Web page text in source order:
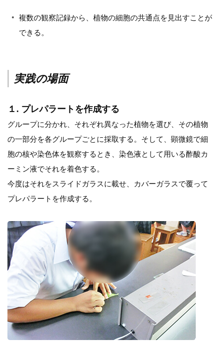
複数の観察記録から、植物の細胞の共通点を見出すことが
できる。
実践の場面
１. プレパラートを作成する
グループに分かれ、それぞれ異なった植物を選び、その植物
の一部分を各グループごとに採取する。そして、顕微鏡で細
胞の核や染色体を観察するとき、染色液として用いる酢酸カ
ーミン液でそれを着色する。
今度はそれをスライドガラスに載せ、カバーガラスで覆って
プレパラートを作成する。